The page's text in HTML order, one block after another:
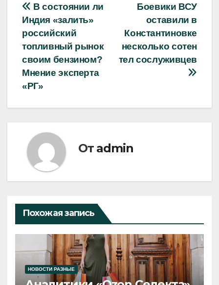
Навигация
по
записям
Боевики ВСУ
оставили в
Константиновке
несколько сотен
тел сослуживцев
В состоянии ли
Индия «залить»
российский
топливный рынок
своим бензином?
Мнение эксперта
«РГ»
От admin
Похожая запись
НОВОСТИ РАЗНЫЕ